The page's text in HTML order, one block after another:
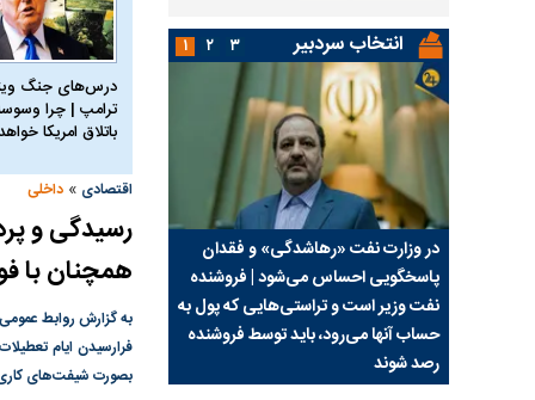
درس‌های جنگ
ترامپ | چرا
باتلاق امریکا
اقتصادی » داخلی
رسیدگی و
همچنان با
به گزارش روابط
فرارسیدن ایام
بصورت شیفت‌های کاری
انتخاب سردبیر
در وزارت نفت «رهاشدگی» و فقدان
پاسخگویی احساس می‌شود | فروشنده
نفت وزیر است و تراستی‌هایی که پول به
حساب آنها می‌رود، باید توسط فروشنده
رصد شوند
چرا رویای آمریکایی
نابودی محور مقاومت
واشنگتن را زمین زد
۱ ۲ ۳